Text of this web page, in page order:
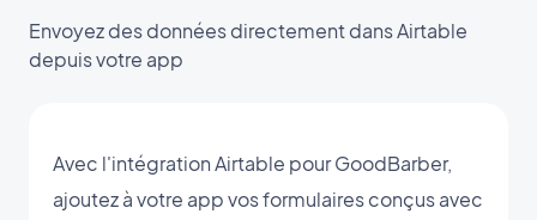
Envoyez des données directement dans Airtable
depuis votre app
Avec l'intégration Airtable pour GoodBarber,
ajoutez à votre app vos formulaires conçus avec